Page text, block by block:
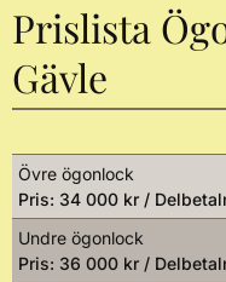
Prislista
Gävle
Övre ögonlock
Pris: 34 000 kr /
Undre ögonlock
Pris: 36 000 kr /